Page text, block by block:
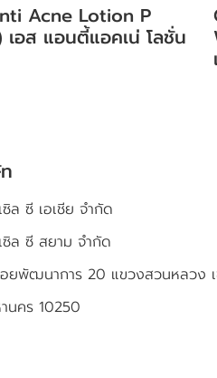
Acne Lotion P
เอส แอนตี้แอคเน่ โลชั่น
ล ซี เอเชีย จำกัด
ซิล ซี สยาม จำกัด
ยพัฒนาการ 20 แขวงสวนหลวง
นคร 10250